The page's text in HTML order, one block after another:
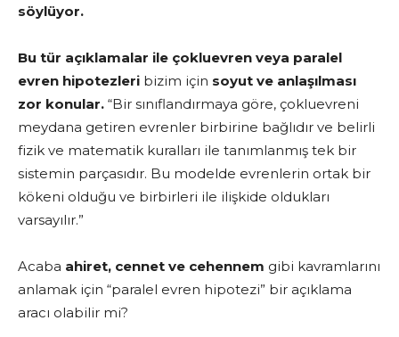
söylüyor.
Bu tür açıklamalar ile çokluevren veya paralel
evren hipotezleri bizim için soyut ve anlaşılması
zor konular. “Bir sınıflandırmaya göre, çokluevreni
meydana getiren evrenler birbirine bağlıdır ve belirli
fizik ve matematik kuralları ile tanımlanmış tek bir
sistemin parçasıdır. Bu modelde evrenlerin ortak bir
kökeni olduğu ve birbirleri ile ilişkide oldukları
varsayılır.”
Acaba ahiret, cennet ve cehennem gibi kavramlarını
anlamak için “paralel evren hipotezi” bir açıklama
aracı olabilir mi?